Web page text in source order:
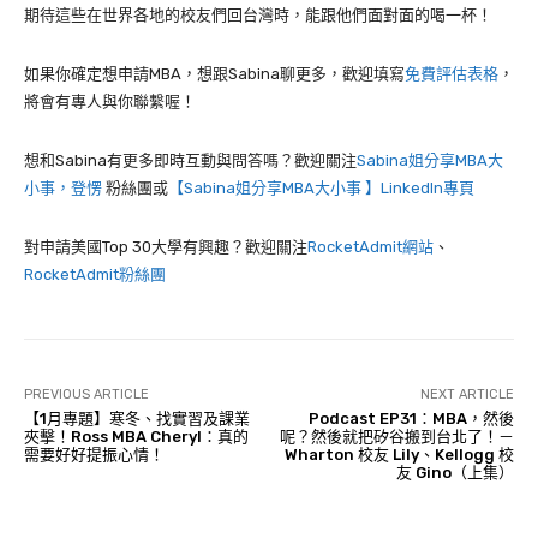
期待這些在世界各地的校友們回台灣時，能跟他們面對面的喝一杯！
如果你確定想申請MBA，想跟Sabina聊更多，歡迎填寫免費評估表格 ，
將會有專人與你聯繫喔！
想和Sabina有更多即時互動與問答嗎？歡迎關注Sabina姐分享MBA大
小事，登愣 粉絲團或 【Sabina姐分享MBA大小事 】LinkedIn專頁
對申請美國Top 30大學有興趣？歡迎關注RocketAdmit網站 、
RocketAdmit粉絲團
PREVIOUS ARTICLE
【1月專題】寒冬、找實習及課業
夾擊！Ross MBA Cheryl：真的
需要好好提振心情！
NEXT ARTICLE
Podcast EP31：MBA，然後
呢？然後就把矽谷搬到台北了！－
Wharton 校友 Lily、Kellogg 校
友 Gino（上集）